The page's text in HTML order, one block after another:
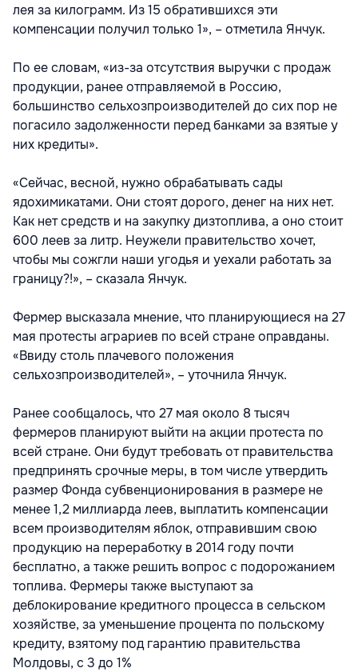
лея за килограмм. Из 15 обратившихся эти
компенсации получил только 1», – отметила Янчук.
По ее словам, «из-за отсутствия выручки с продаж
продукции, ранее отправляемой в Россию,
большинство сельхозпроизводителей до сих пор не
погасило задолженности перед банками за взятые у
них кредиты».
«Сейчас, весной, нужно обрабатывать сады
ядохимикатами. Они стоят дорого, денег на них нет.
Как нет средств и на закупку дизтоплива, а оно стоит
600 леев за литр. Неужели правительство хочет,
чтобы мы сожгли наши угодья и уехали работать за
границу?!», – сказала Янчук.
Фермер высказала мнение, что планирующиеся на 27
мая протесты аграриев по всей стране оправданы.
«Ввиду столь плачевого положения
сельхозпроизводителей», – уточнила Янчук.
Ранее сообщалось, что 27 мая около 8 тысяч
фермеров планируют выйти на акции протеста по
всей стране. Они будут требовать от правительства
предпринять срочные меры, в том числе утвердить
размер Фонда субвенционирования в размере не
менее 1,2 миллиарда леев, выплатить компенсации
всем производителям яблок, отправившим свою
продукцию на переработку в 2014 году почти
бесплатно, а также решить вопрос с подорожанием
топлива. Фермеры также выступают за
деблокирование кредитного процесса в сельском
хозяйстве, за уменьшение процента по польскому
кредиту, взятому под гарантию правительства
Молдовы, с 3 до 1%